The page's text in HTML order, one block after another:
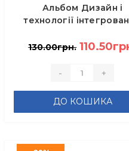
Альбом Дизайн і
технології
Технологічна
130.00грн.
- +
ДО КОШИКА